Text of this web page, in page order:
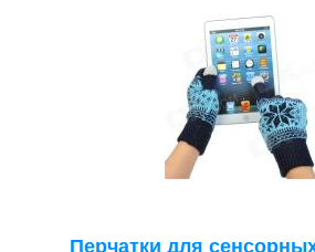
Перчатки для